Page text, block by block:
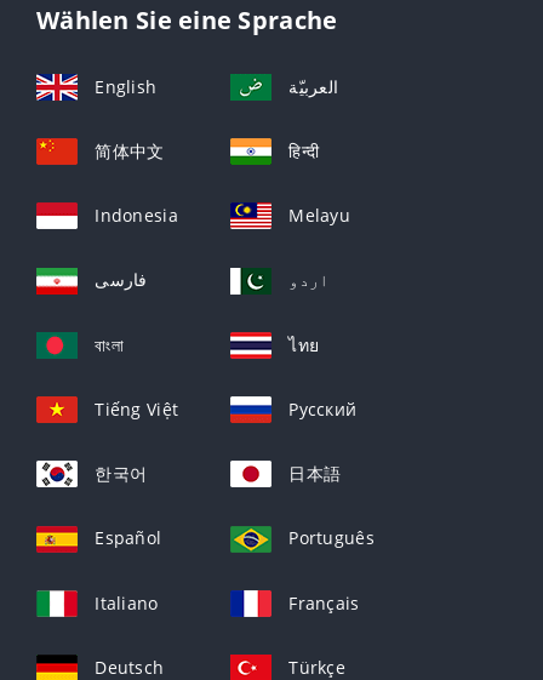
Wählen Sie eine Sprache
English العربيّة
简体中文 हिन्दी
Indonesia Melayu
فارسی اردو
বাংলা ไทย
Tiếng Việt Русский
한국어 日本語
Español Português
Italiano Français
Deutsch Türkçe